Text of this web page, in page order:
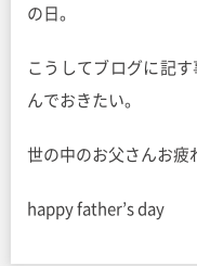
の日。
こうしてブログに記
んでおきたい。
世の中のお父さんお疲
happy father’s day